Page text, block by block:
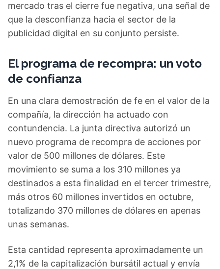
mercado tras el cierre fue negativa, una señal de
que la desconfianza hacia el sector de la
publicidad digital en su conjunto persiste.
El programa de recompra: un voto
de confianza
En una clara demostración de fe en el valor de la
compañía, la dirección ha actuado con
contundencia. La junta directiva autorizó un
nuevo programa de recompra de acciones por
valor de 500 millones de dólares. Este
movimiento se suma a los 310 millones ya
destinados a esta finalidad en el tercer trimestre,
más otros 60 millones invertidos en octubre,
totalizando 370 millones de dólares en apenas
unas semanas.
Esta cantidad representa aproximadamente un
2,1% de la capitalización bursátil actual y envía